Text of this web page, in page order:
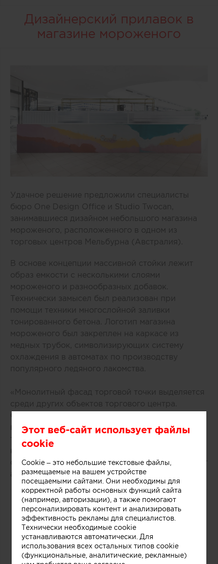
Дизайнерский прилавок в
магазине мороженого
Удачное решение предложили специалисты
бюро One Design Office и Studio Twocan,
занимавшиеся дизайном небольшого магазина
мороженого, расположенного в одном из
торговых центров Мельбурна (Австралия).
В основе концепции массивной стойки лежит
образ емкости с несколькими слоями
мороженого и разнообразных добавок.
Технически замысел был реализован при
помощи техники многослойной заливки
тонированного бетона. Логотип магазина
мороженого был закреплен на каркасе из
медных трубок, символизирующих систему
охлаждения в автоматах по производству
популярного ледяного лакомства.
«Монолитный фасад торговой точки выделяется
среди других объектов торгового центра.
Средствами дизайна нам удалось сосредоточить
внимание покупателей как на самом продукте,
так и на производственном процессе, в основе
которого перемешивание слоев фруктов, ягод,
орехов и ароматических добавок», рассказывают
авторы этого небольшого проекта.
Этот веб-сайт использует файлы
cookie
Cookie – это небольшие текстовые файлы,
размещаемые на вашем устройстве
посещаемыми сайтами. Они необходимы для
корректной работы основных функций сайта
(например, авторизации), а также помогают
персонализировать контент и анализировать
эффективность рекламы для специалистов.
Технически необходимые cookie
устанавливаются автоматически. Для
использования всех остальных типов cookie
(функциональные, аналитические, рекламные)